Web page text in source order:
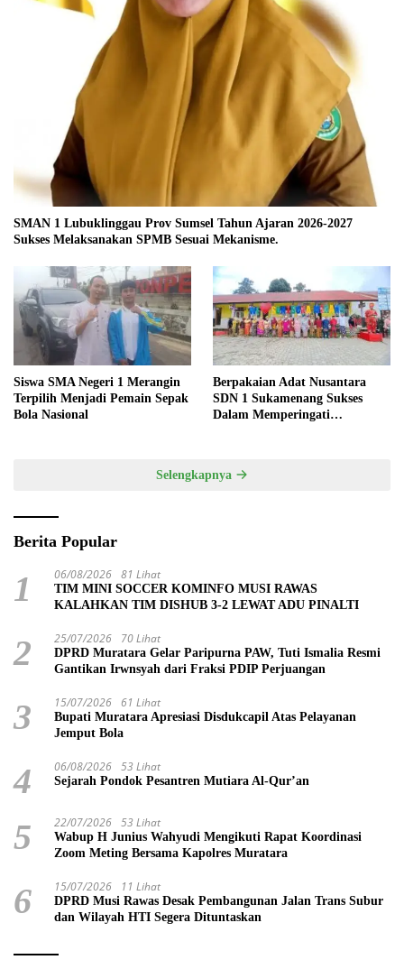
SMAN 1 Lubuklinggau Prov Sumsel Tahun Ajaran 2026-2027
Sukses Melaksanakan SPMB Sesuai Mekanisme.
Siswa SMA Negeri 1 Merangin
Terpilih Menjadi Pemain Sepak
Bola Nasional
Berpakaian Adat Nusantara
SDN 1 Sukamenang Sukses
Dalam Memperingati
Selengkapnya
Berita Popular
1 06/08/2026 81 Lihat
TIM MINI SOCCER KOMINFO MUSI RAWAS
KALAHKAN TIM DISHUB 3-2 LEWAT ADU PINALTI
2 25/07/2026 70 Lihat
DPRD Muratara Gelar Paripurna PAW, Tuti Ismalia Resmi
Gantikan Irwnsyah dari Fraksi PDIP Perjuangan
3 15/07/2026 61 Lihat
Bupati Muratara Apresiasi Disdukcapil Atas Pelayanan
Jemput Bola
4 06/08/2026 53 Lihat
Sejarah Pondok Pesantren Mutiara Al-Qur’an
5 22/07/2026 53 Lihat
Wabup H Junius Wahyudi Mengikuti Rapat Koordinasi
Zoom Meting Bersama Kapolres Muratara
6 15/07/2026 11 Lihat
DPRD Musi Rawas Desak Pembangunan Jalan Trans Subur
dan Wilayah HTI Segera Dituntaskan